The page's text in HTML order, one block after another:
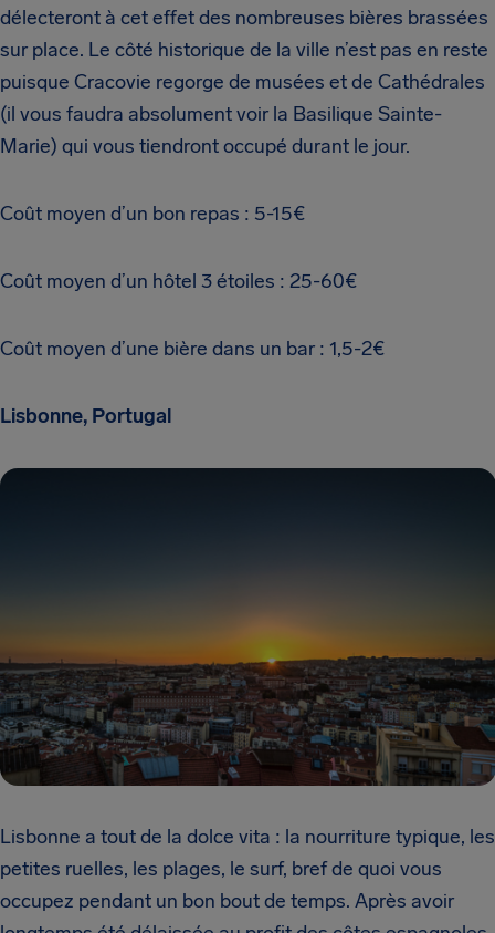
délecteront à cet effet des nombreuses bières brassées
sur place. Le côté historique de la ville n’est pas en reste
puisque Cracovie regorge de musées et de Cathédrales
(il vous faudra absolument voir la Basilique Sainte-
Marie) qui vous tiendront occupé durant le jour.
Coût moyen d’un bon repas : 5-15€
Coût moyen d’un hôtel 3 étoiles : 25-60€
Coût moyen d’une bière dans un bar : 1,5-2€
Lisbonne, Portugal
Lisbonne a tout de la dolce vita : la nourriture typique, les
petites ruelles, les plages, le surf, bref de quoi vous
occupez pendant un bon bout de temps. Après avoir